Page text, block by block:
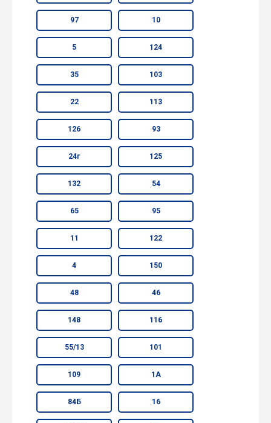
97 10
5 124
35 103
22 113
126 93
24г 125
132 54
65 95
11 122
4 150
48 46
148 116
55/13 101
109 1А
84Б 16